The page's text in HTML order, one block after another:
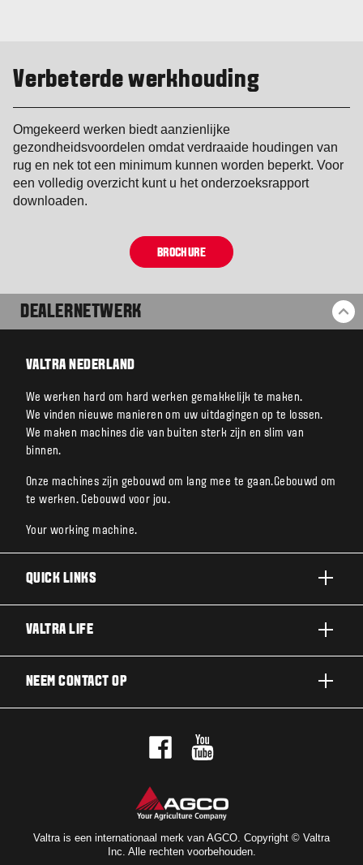
Verbeterde werkhouding
Omgekeerd werken biedt aanzienlijke
gezondheidsvoordelen omdat verdraaide houdingen van
rug en nek tot een minimum kunnen worden beperkt. Voor
een volledig overzicht kunt u het onderzoeksrapport
downloaden.
BROCHURE
DEALERNETWERK
VALTRA NEDERLAND
We werken hard om hard werken gemakkelijk te maken.
We vinden nieuwe manieren om uw uitdagingen op te lossen.
We maken machines die van buiten sterk zijn en slim van
binnen.
Onze machines zijn gebouwd om lang mee te gaan.Gebouwd om
te werken. Gebouwd voor jou.
Your working machine.
QUICK LINKS
N SERIE
VALTRA UNLIMITED
VALTRA LIFE
VALTRA SHOP
NEEM CONTACT OP
Valtra is een internationaal merk van AGCO. Copyright © Valtra
Inc. Alle rechten voorbehouden.